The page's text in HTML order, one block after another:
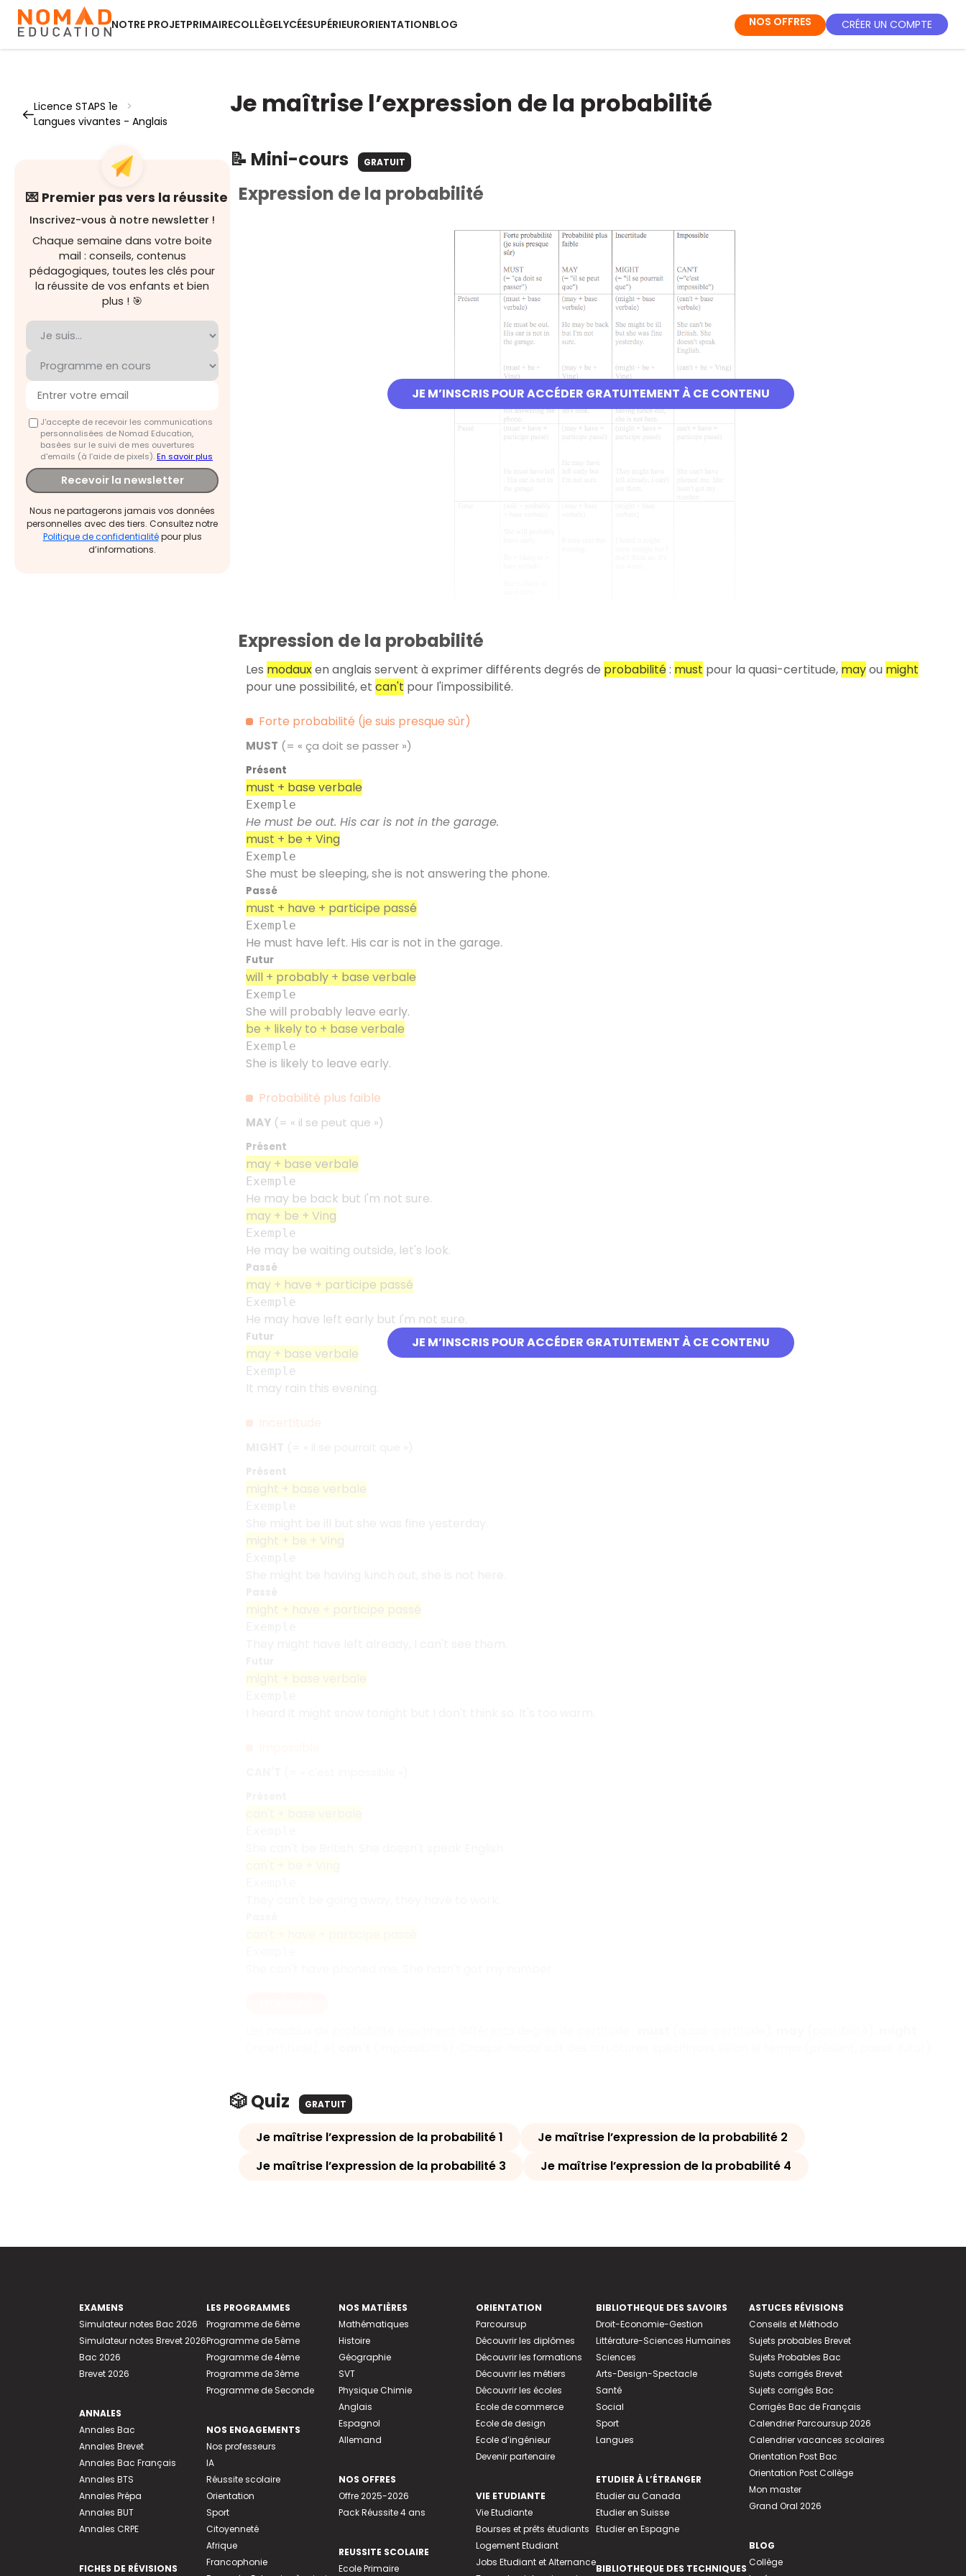
NOTRE PROJETPRIMAIRECOLLÈGELYCÉESUPÉRIEURORIENTATIONBLOG NOS OFFRES CRÉER UN COMPTE
Licence STAPS 1e
>
Langues vivantes - Anglais
💌 Premier pas vers la réussite
Inscrivez-vous à notre newsletter !
Chaque semaine dans votre boite
mail : conseils, contenus
pédagogiques, toutes les clés pour
la réussite de vos enfants et bien
plus ! 🎯
J'accepte de recevoir les communications
personnalisées de Nomad Education,
basées sur le suivi de mes ouvertures
d'emails (à l’aide de pixels).En savoir plus
Recevoir la newsletter
Nous ne partagerons jamais vos données
personnelles avec des tiers. Consultez notre
Politique de confidentialitépour plus
d’informations.
Je maîtrise l’expression de la probabilité
📝 Mini-cours GRATUIT
JE M’INSCRIS POUR ACCÉDER GRATUITEMENT À CE CONTENU
Expression de la probabilité
JE M’INSCRIS POUR ACCÉDER GRATUITEMENT À CE CONTENU
Expression de la probabilité
Les modauxen anglais servent à exprimer différents degrés de probabilité: must pour la quasi-certitude, mayou might
pour une possibilité, et can't pour l'impossibilité.
Forte probabilité (je suis presque sûr)
MUST (= « ça doit se passer »)
Présent
must + base verbale
Exemple
He must be out. His car is not in the garage.
must + be + Ving
Exemple
She must be sleeping, she is not answering the phone.
Passé
must + have + participe passé
Exemple
He must have left. His car is not in the garage.
Futur
will + probably + base verbale
Exemple
She will probably leave early.
be + likely to + base verbale
Exemple
She is likely to leave early.
Probabilité plus faible
MAY(= « il se peut que »)
Présent
may + base verbale
Exemple
He may be back but I'm not sure.
may + be + Ving
Exemple
He may be waiting outside, let's look.
Passé
may + have + participe passé
Exemple
He may have left early but I'm not sure.
Futur
may + base verbale
Exemple
It may rain this evening.
Incertitude
might + base verbale
might + be + Ving
🎲 Quiz GRATUIT
Je maîtrise l’expression de la probabilité 1
Je maîtrise l’expression de la probabilité 2
Je maîtrise l’expression de la probabilité 3
Je maîtrise l’expression de la probabilité 4
EXAMENS
Simulateur notes Bac 2026
Simulateur notes Brevet 2026
Bac 2026
Brevet 2026
ANNALES
Annales Bac
Annales Brevet
Annales Bac Français
Annales BTS
Annales Prépa
Annales BUT
Annales CRPE
FICHES DE RÉVISIONS
LES PROGRAMMES
Programme de 6ème
Programme de 5ème
Programme de 4ème
Programme de 3ème
Programme de Seconde
NOS ENGAGEMENTS
Nos professeurs
IA
Réussite scolaire
Orientation
Sport
Citoyenneté
Afrique
Francophonie
NOS MATIÈRES
Mathématiques
Histoire
Géographie
SVT
Physique Chimie
Anglais
Espagnol
Allemand
NOS OFFRES
Offre 2025-2026
Pack Réussite 4 ans
REUSSITE SCOLAIRE
Ecole Primaire
ORIENTATION
Parcoursup
Découvrir les diplômes
Découvrir les formations
Découvrir les métiers
Découvrir les écoles
Ecole de commerce
Ecole de design
Ecole d’ingénieur
Devenir partenaire
VIE ETUDIANTE
Vie Etudiante
Bourses et prêts étudiants
Logement Etudiant
Jobs Etudiant et Alternance
BIBLIOTHEQUE DES SAVOIRS
Droit-Economie-Gestion
Littérature-Sciences Humaines
Sciences
Arts-Design-Spectacle
Santé
Social
Sport
Langues
ETUDIER À L’ÉTRANGER
Etudier au Canada
Etudier en Suisse
Etudier en Espagne
BIBLIOTHEQUE DES TECHNIQUES
ASTUCES RÉVISIONS
Conseils et Méthodo
Sujets probables Brevet
Sujets Probables Bac
Sujets corrigés Brevet
Sujets corrigés Bac
Corrigés Bac de Français
Calendrier Parcoursup 2026
Calendrier vacances scolaires
Orientation Post Bac
Orientation Post Collège
Mon master
Grand Oral 2026
BLOG
Collège